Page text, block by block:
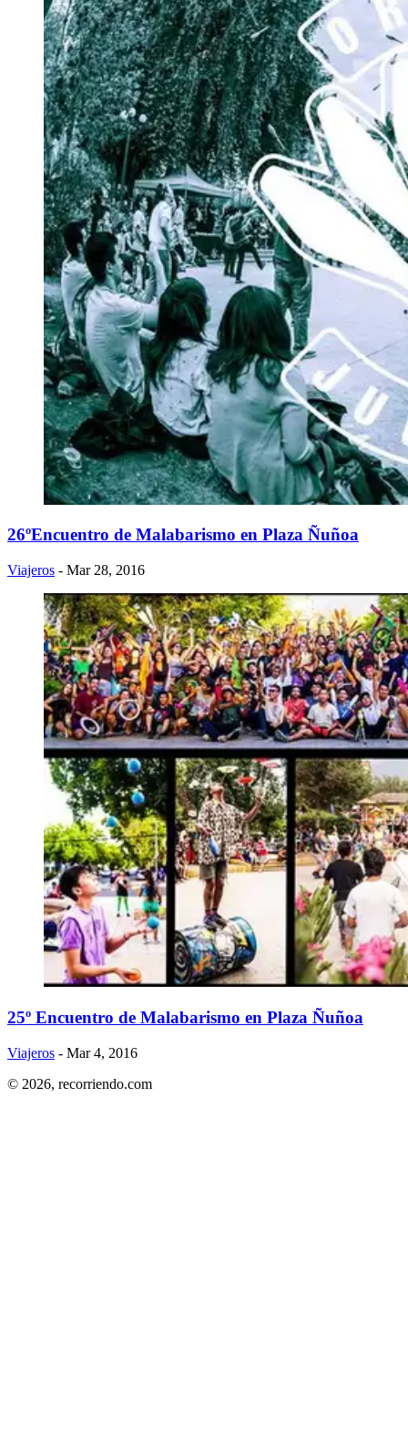
26ºEncuentro de Malabarismo en Plaza Ñuñoa
Viajeros - Mar 28, 2016
25º Encuentro de Malabarismo en Plaza Ñuñoa
Viajeros - Mar 4, 2016
© 2026, recorriendo.com